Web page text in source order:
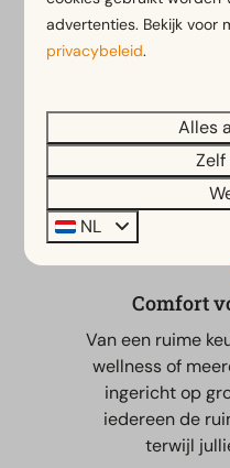
accommodaties in
voor iedereen. Denk
grote eettafel en een
meerdere woningen
samen
Comfort
Van een ruime
wellness of
ingericht op
iedereen de
terwijl
advertenties. Bekijk voor
privacybeleid.
Alles
NL